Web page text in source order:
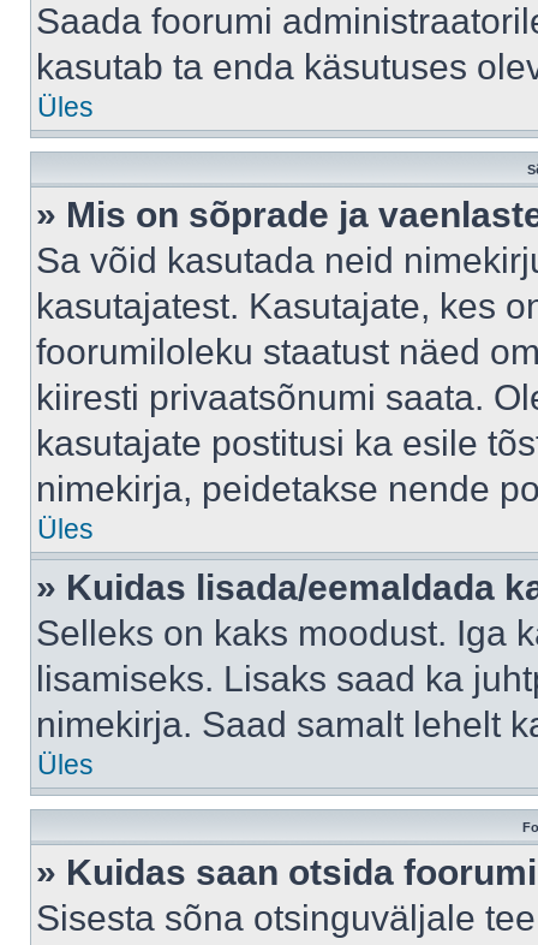
Saada foorumi
kasutab ta enda käsutuses
Üles
» Mis on sõprade ja
Sa võid kasutada neid
kasutajatest. Kasutajate, kes
foorumiloleku staatust näed
kiiresti privaatsõnumi saata.
kasutajate postitusi ka esile
nimekirja, peidetakse nende
Üles
» Kuidas lisada/eemaldada
Selleks on kaks moodust. Iga
lisamiseks. Lisaks saad ka
nimekirja. Saad samalt lehelt
Üles
» Kuidas saan otsida
Sisesta sõna otsinguväljale